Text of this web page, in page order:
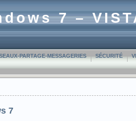
7 –
PARTAGE-MESSAGERIES SÉCURITÉ
7